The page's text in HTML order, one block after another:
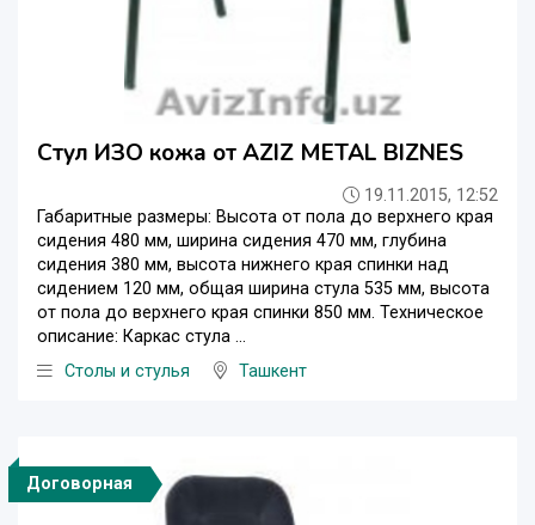
Стул ИЗО кожа от AZIZ METAL BIZNES
19.11.2015, 12:52
Габаритные размеры: Высота от пола до верхнего края
сидения 480 мм, ширина сидения 470 мм, глубина
сидения 380 мм, высота нижнего края спинки над
сидением 120 мм, общая ширина стула 535 мм, высота
от пола до верхнего края спинки 850 мм. Техническое
описание: Каркас стула ...
Столы и стулья
Ташкент
Договорная